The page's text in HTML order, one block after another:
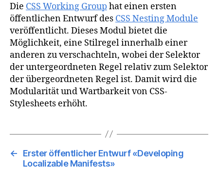
Die CSS Working Group hat einen ersten
öffentlichen Entwurf des CSS Nesting Module
veröffentlicht. Dieses Modul bietet die
Möglichkeit, eine Stilregel innerhalb einer
anderen zu verschachteln, wobei der Selektor
der untergeordneten Regel relativ zum Selektor
der übergeordneten Regel ist. Damit wird die
Modularität und Wartbarkeit von CSS-
Stylesheets erhöht.
←
Erster öffentlicher Entwurf «Developing
Localizable Manifests»